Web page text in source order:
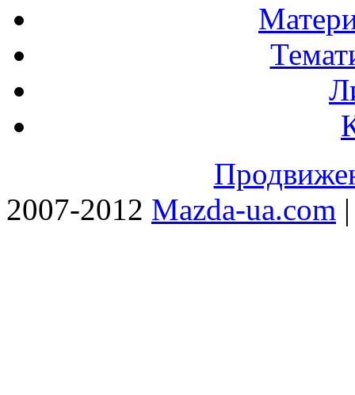
2007-2012 Mazda-ua.com